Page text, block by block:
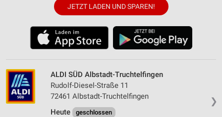
JETZT LADEN UND SPAREN!
❯
ALDI SÜD Albstadt-Truchtelfingen
Rudolf-Diesel-Straße 11
72461 Albstadt-Truchtelfingen
Heute
geschlossen